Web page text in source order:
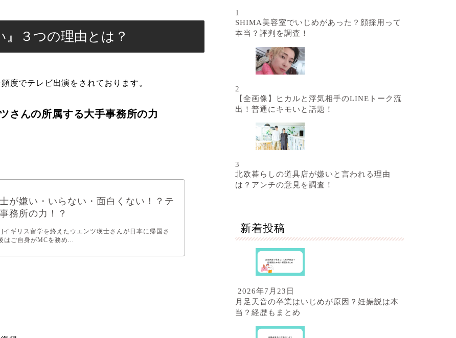
３つの理由とは？
度でテレビ出演をされております。
さんの所属する大手事務所の力
が嫌い・いらない・面白くない！？テ
務所の力！？
イギリス留学を終えたウエンツ瑛士さんが日本に帰国さ
はご自身がMCを務め...
1
SHIMA美容室でいじめがあった？顔採用って
本当？評判を調査！
2
【全画像】ヒカルと浮気相手のLINEトーク流
出！普通にキモいと話題！
3
北欧暮らしの道具店が嫌いと言われる理由
は？アンチの意見を調査！
新着投稿
2026年7月23日
月足天音の卒業はいじめが原因？妊娠説は本
当？経歴もまとめ